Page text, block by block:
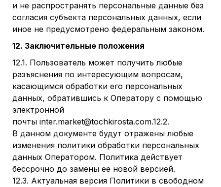
и не распространять персональные данные без
согласия субъекта персональных данных, если
иное не предусмотрено федеральным законом.
12. Заключительные положения
12.1. Пользователь может получить любые
разъяснения по интересующим вопросам,
касающимся обработки его персональных
данных, обратившись к Оператору с помощью
электронной
почты inter.market@tochkirosta.com.12.2.
В данном документе будут отражены любые
изменения политики обработки персональных
данных Оператором. Политика действует
бессрочно до замены ее новой версией.
12.3. Актуальная версия Политики в свободном